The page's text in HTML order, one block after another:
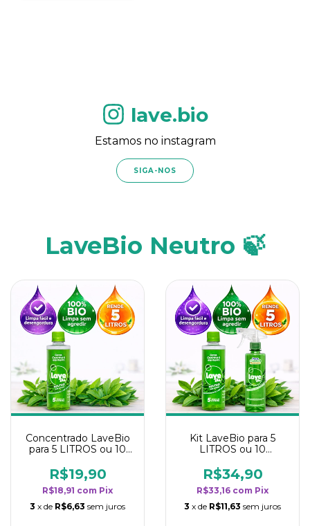
lave.bio
Estamos no instagram
SIGA-NOS
LaveBio Neutro 🍃
Concentrado LaveBio
para 5 LITROS ou 10
rendimento da
categoria - Neutro
R$19,90
R$18,91 com Pix
3 x de R$6,63 sem juros
Kit LaveBio para 5
LITROS ou 10
rendimento da
categoria - Neutro
R$34,90
R$33,16 com Pix
3 x de R$11,63 sem juros